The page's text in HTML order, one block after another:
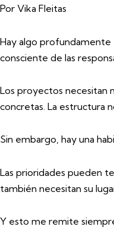
Por Vika Fleitas
Hay algo profundamente
consciente de las
Los proyectos necesitan
concretas. La estructura
Sin embargo, hay una
Las prioridades pueden
también necesitan su
Y esto me remite